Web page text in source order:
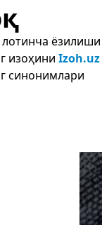
лотинча ёзилиши
изоҳини Izoh.uz
синонимлари